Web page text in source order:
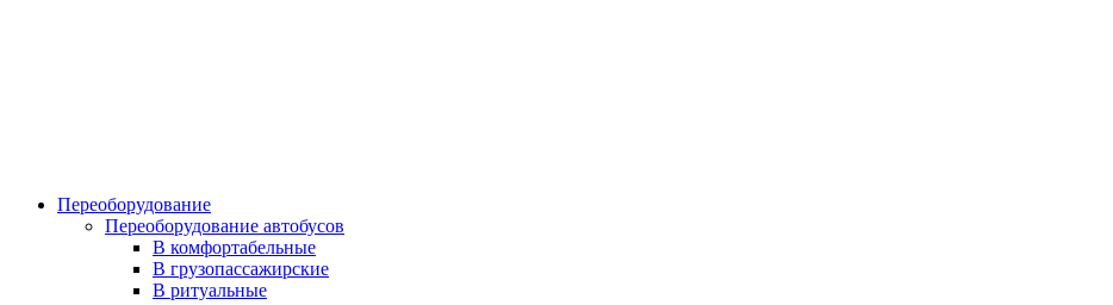
Переоборудование
Переоборудование автобусов
В комфортабельные
В грузопассажирские
В ритуальные